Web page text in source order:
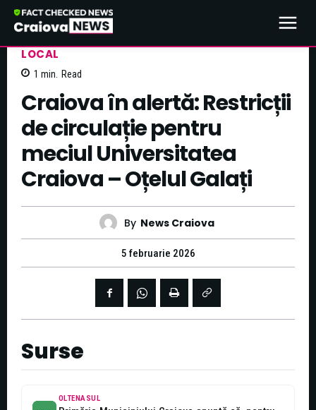
LOCAL
1 min. Read
Craiova în alertă: Restricții
de circulație pentru
meciul Universitatea
Craiova – Oțelul Galați
By News Craiova
5 februarie 2026
Surse
OLTENASUL